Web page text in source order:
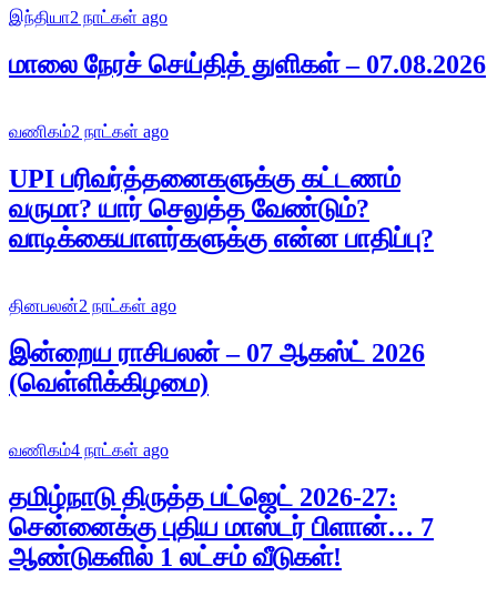
இந்தியா2 நாட்கள் ago
மாலை நேரச் செய்தித் துளிகள் – 07.08.2026
வணிகம்2 நாட்கள் ago
UPI பரிவர்த்தனைகளுக்கு கட்டணம்
வருமா? யார் செலுத்த வேண்டும்?
வாடிக்கையாளர்களுக்கு என்ன பாதிப்பு?
தினபலன்2 நாட்கள் ago
இன்றைய ராசிபலன் – 07 ஆகஸ்ட் 2026
(வெள்ளிக்கிழமை)
வணிகம்4 நாட்கள் ago
தமிழ்நாடு திருத்த பட்ஜெட் 2026-27:
சென்னைக்கு புதிய மாஸ்டர் பிளான்… 7
ஆண்டுகளில் 1 லட்சம் வீடுகள்!